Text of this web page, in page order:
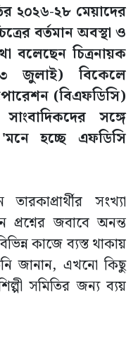
২০২৬-২৮ মেয়াদের
বর্তমান অবস্থা ও
বলেছেন চিত্রনায়ক
জুলাই) বিকেলে
(বিএফডিসি)
সঙ্গে
হচ্ছে এফডিসি
সংখ্যা
জবাবে অনন্ত
কাজে ব্যস্ত থাকায়
জানান, এখনো কিছু
সমিতির জন্য ব্যয়